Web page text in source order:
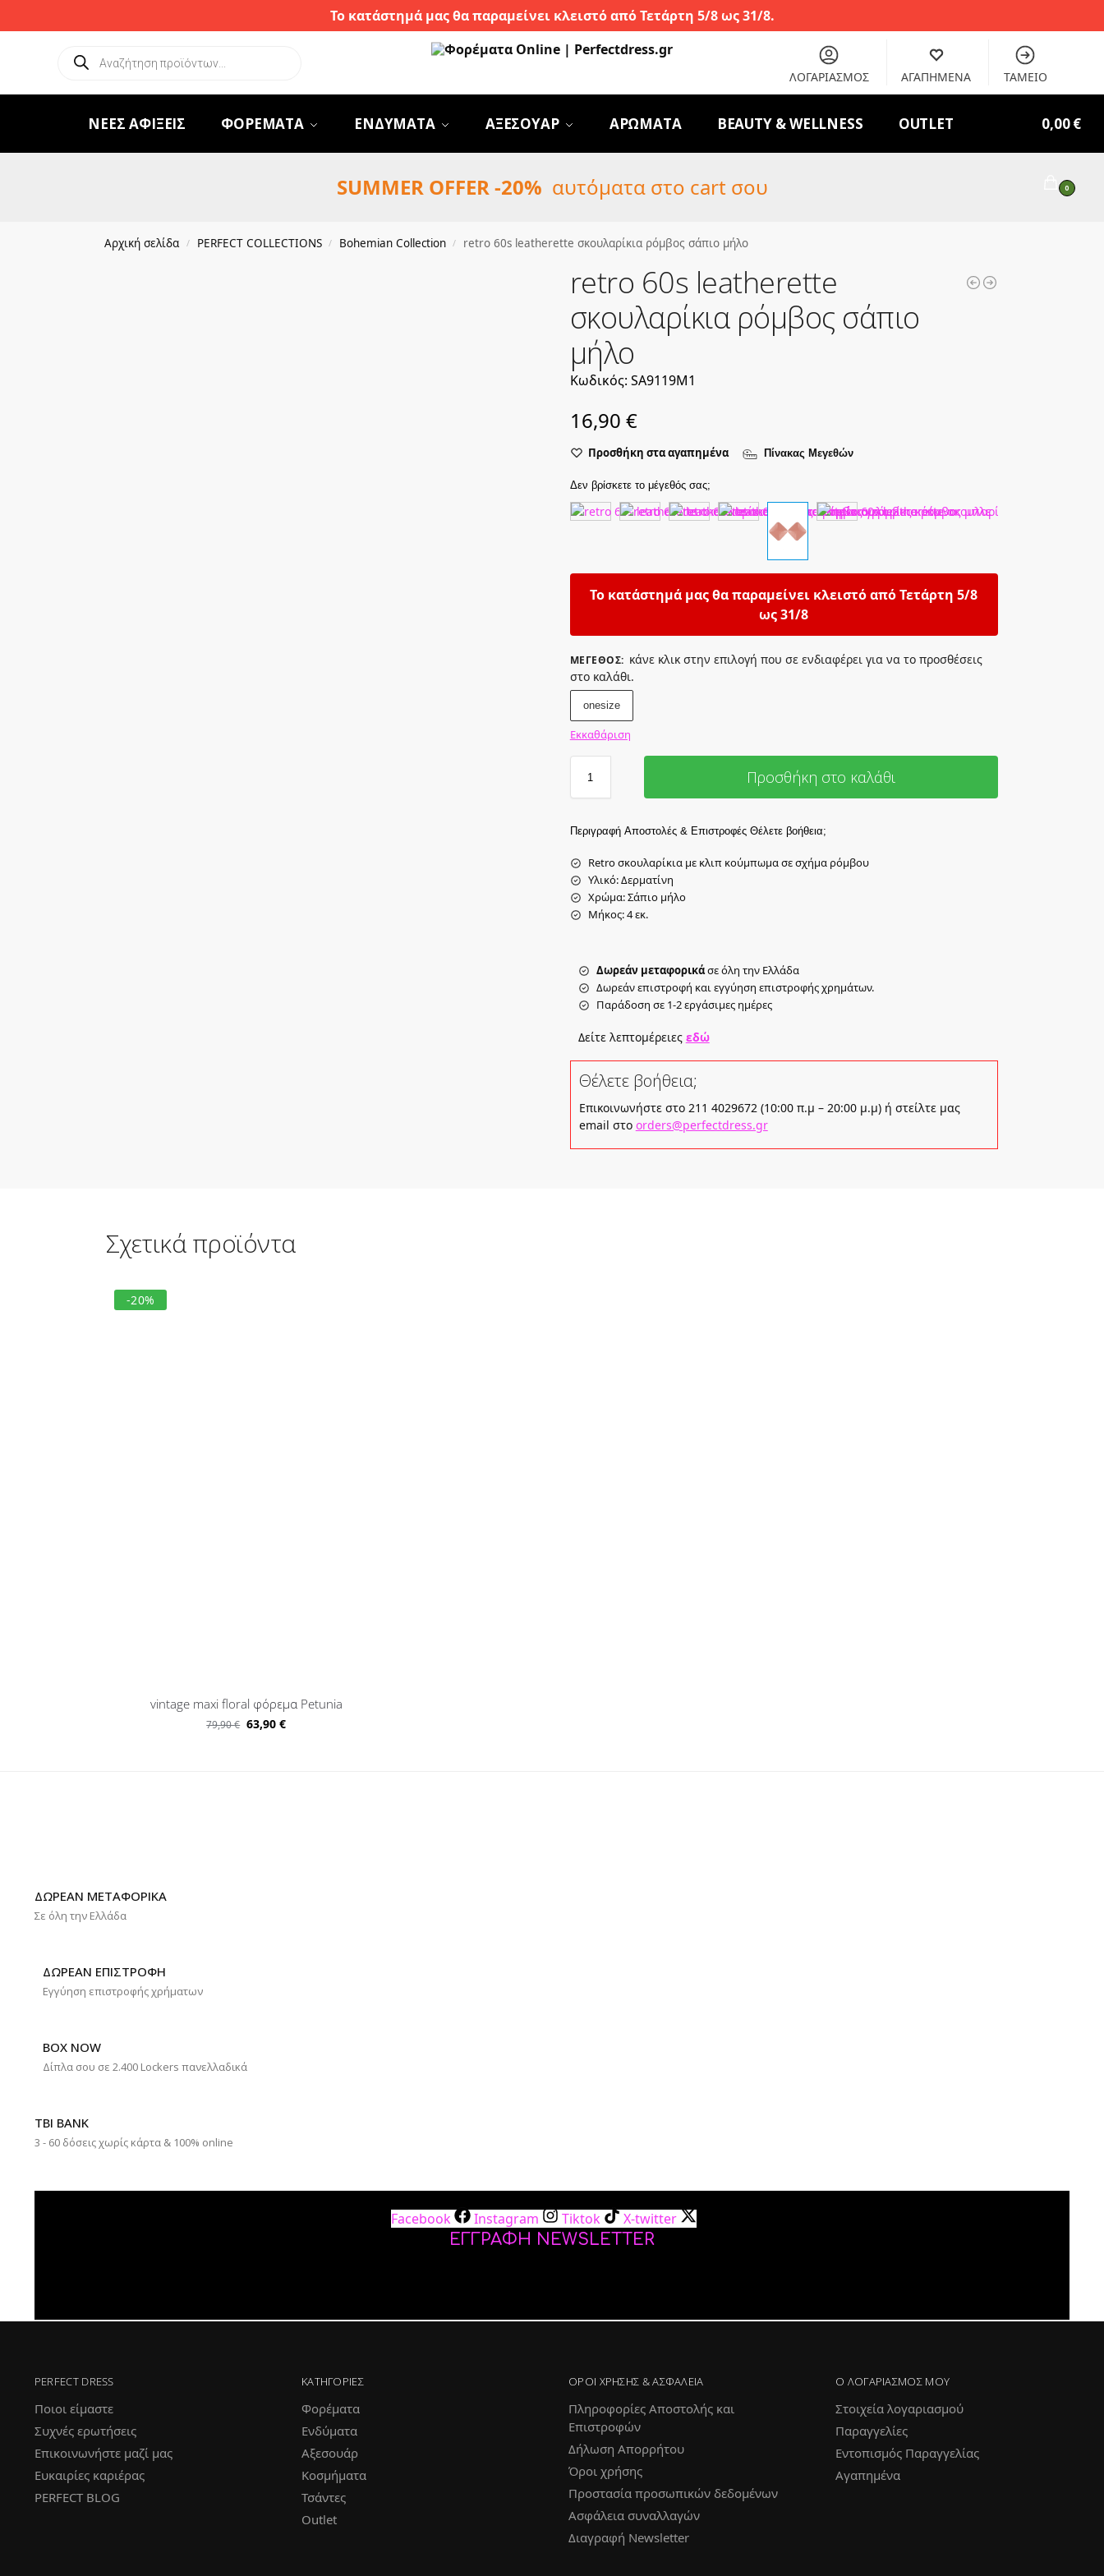
Το κατάστημά μας θα παραμείνει κλειστό από Τετάρτη 5/8 ως 31/8.
ΛΟΓΑΡΙΑΣΜΟΣ ΑΓΑΠΗΜΕΝΑ ΤΑΜΕΙΟ
ΝΕΕΣ ΑΦΙΞΕΙΣ ΦΟΡΕΜΑΤΑ ΕΝΔΥΜΑΤΑ ΑΞΕΣΟΥΑΡ ΑΡΩΜΑΤΑ BEAUTY & WELLNESS OUTLET 0,00€
0
SUMMER OFFER -20% αυτόματα στο cart σου
Αρχική σελίδα / PERFECT COLLECTIONS / Bohemian Collection / retro 60s leatherette σκουλαρίκια ρόμβος σάπιο μήλο
retro 60s leatherette
σκουλαρίκια ρόμβος σάπιο
μήλο
Κωδικός: SA9119M1
16,90 €
Προσθήκη στα αγαπημένα Πίνακας Μεγεθών
Δεν βρίσκετε το μέγεθός σας;
Το κατάστημά μας θα παραμείνει κλειστό από Τετάρτη 5/8
ως 31/8
ΜΈΓΕΘΟΣ: κάνε κλικ στην επιλογή που σε ενδιαφέρει για να το προσθέσεις
στο καλάθι.
onesize
Εκκαθάριση
Προσθήκη στο καλάθι
Περιγραφή Αποστολές & Επιστροφές Θέλετε βοήθεια;
Retro σκουλαρίκια με κλιπ κούμπωμα σε σχήμα ρόμβου
Υλικό: Δερματίνη
Χρώμα: Σάπιο μήλο
Μήκος: 4 εκ.
Δωρεάν μεταφορικάσε όλη την Ελλάδα
Δωρεάν επιστροφή και εγγύηση επιστροφής χρημάτων.
Παράδοση σε 1-2 εργάσιμες ημέρες
Δείτε λεπτομέρειες εδώ
Θέλετε βοήθεια;
Επικοινωνήστε στο 211 4029672 (10:00 π.μ – 20:00 μ.μ) ή στείλτε μας
email στο orders@perfectdress.gr
Σχετικά προϊόντα
-20%
vintage maxi floral φόρεμα Petunia
79,90€ 63,90€
ΔΩΡΕΑΝ ΜΕΤΑΦΟΡΙΚΑ
Σε όλη την Ελλάδα
ΔΩΡΕΑΝ ΕΠΙΣΤΡΟΦΗ
Εγγύηση επιστροφής χρήματων
BOX NOW
Δίπλα σου σε 2.400 Lockers πανελλαδικά
TBI BANK
3 - 60 δόσεις χωρίς κάρτα & 100% online
Facebook Instagram Tiktok X-twitter
ΕΓΓΡΑΦΗ NEWSLETTER
PERFECT DRESS
Ποιοι είμαστε
Συχνές ερωτήσεις
Επικοινωνήστε μαζί μας
Ευκαιρίες καριέρας
PERFECT BLOG
ΚΑΤΗΓΟΡΊΕΣ
Φορέματα
Ενδύματα
Αξεσουάρ
Κοσμήματα
Τσάντες
Outlet
ΌΡΟΙ ΧΡΉΣΗΣ & ΑΣΦΆΛΕΙΑ
Πληροφορίες Αποστολής και
Επιστροφών
Δήλωση Απορρήτου
Όροι χρήσης
Προστασία προσωπικών δεδομένων
Ασφάλεια συναλλαγών
Διαγραφή Newsletter
Ο ΛΟΓΑΡΙΑΣΜΌΣ ΜΟΥ
Στοιχεία λογαριασμού
Παραγγελίες
Εντοπισμός Παραγγελίας
Αγαπημένα